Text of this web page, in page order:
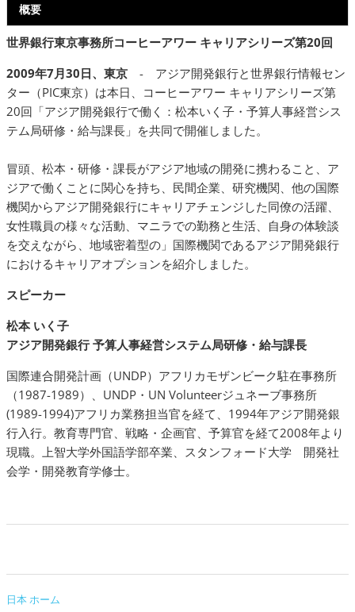
概要
世界銀行東京事務所コーヒーアワー キャリアシリーズ第20回
2009年7月30日、東京 - アジア開発銀行と世界銀行情報セン
ター（PIC東京）は本日、コーヒーアワー キャリアシリーズ第
20回「アジア開発銀行で働く：松本いく子・予算人事経営シス
テム局研修・給与課長」を共同で開催しました。
冒頭、松本・研修・課長がアジア地域の開発に携わること、ア
ジアで働くことに関心を持ち、民間企業、研究機関、他の国際
機関からアジア開発銀行にキャリアチェンジした同僚の活躍、
女性職員の様々な活動、マニラでの勤務と生活、自身の体験談
を交えながら、地域密着型の」国際機関であるアジア開発銀行
におけるキャリアオプションを紹介しました。
スピーカー
松本 いく子
アジア開発銀行 予算人事経営システム局研修・給与課長
国際連合開発計画（UNDP）アフリカモザンビーク駐在事務所
（1987-1989）、UNDP・UN Volunteerジュネーブ事務所
(1989-1994)アフリカ業務担当官を経て、1994年アジア開発銀
行入行。教育専門官、戦略・企画官、予算官を経て2008年より
現職。上智大学外国語学部卒業、スタンフォード大学 開発社
会学・開発教育学修士。
日本 ホーム